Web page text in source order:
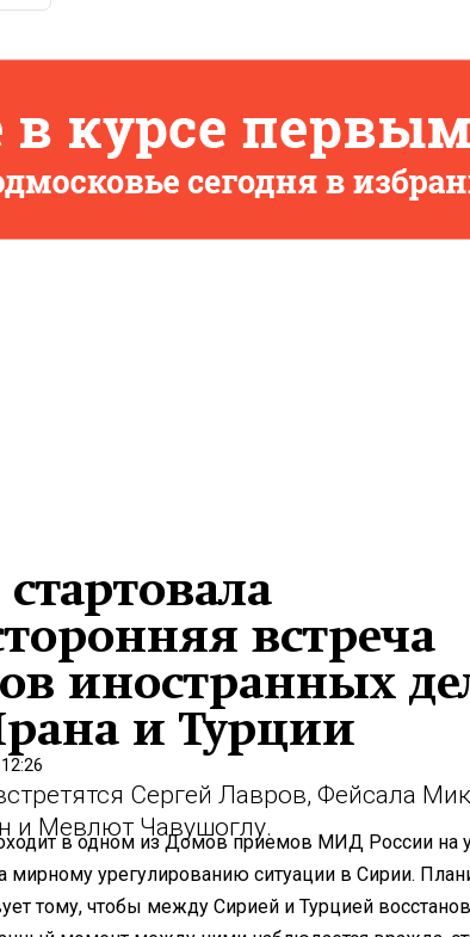
встреча
иностранных
и Турции
Сергей Лавров, Фейсала
и Мевлют Чавушоглу.
в одном из Домов приемов МИД России на
урегулированию ситуации в Сирии.
тому, чтобы между Сирией и Турцией